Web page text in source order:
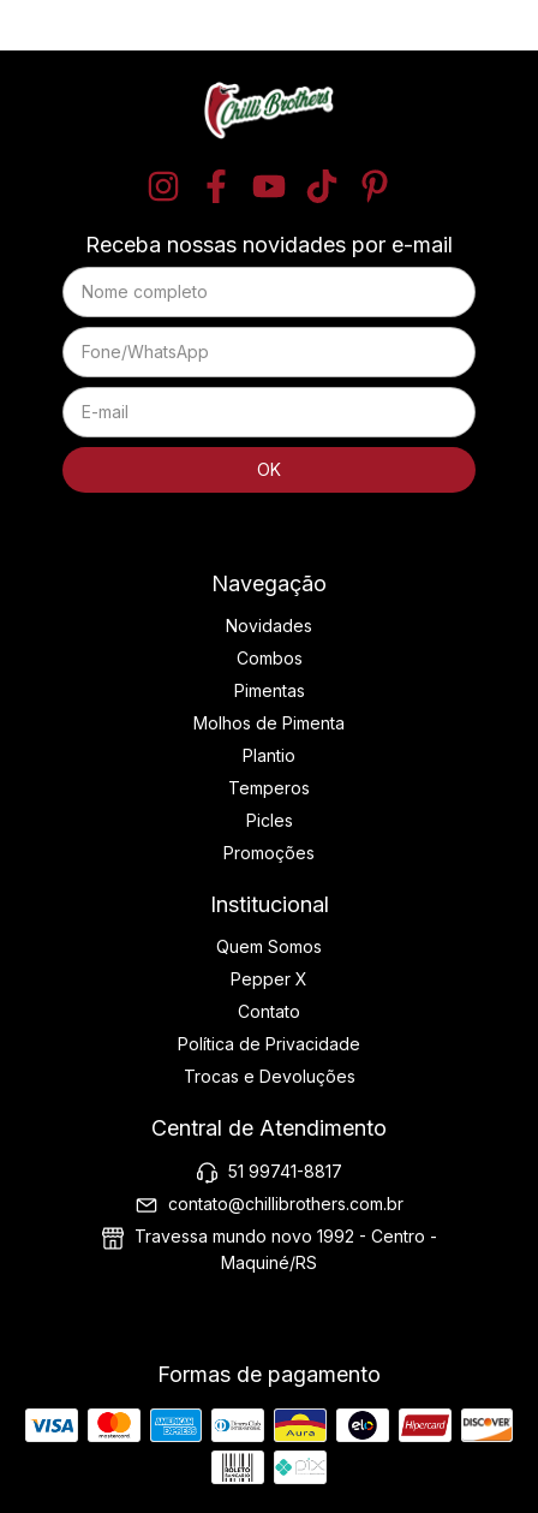
Receba nossas novidades por e-mail
Navegação
Novidades
Combos
Pimentas
Molhos de Pimenta
Plantio
Temperos
Picles
Promoções
Institucional
Quem Somos
Pepper X
Contato
Política de Privacidade
Trocas e Devoluções
Central de Atendimento
51 99741-8817
contato@chillibrothers.com.br
Travessa mundo novo 1992 - Centro -
Maquiné/RS
Formas de pagamento